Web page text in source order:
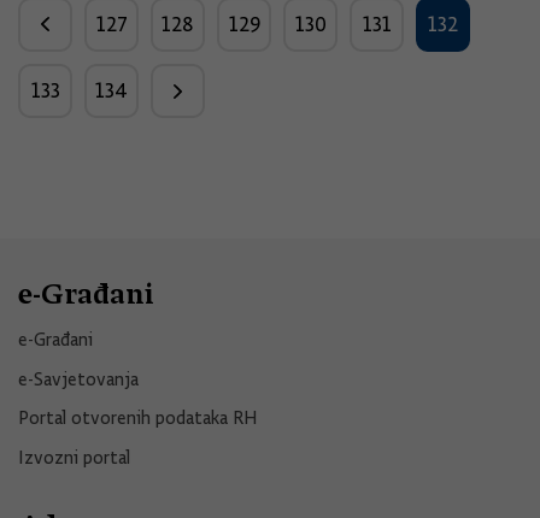
127 128 129 130 131 132
133 134
e-Građani
e-Građani
e-Savjetovanja
Portal otvorenih podataka RH
Izvozni portal